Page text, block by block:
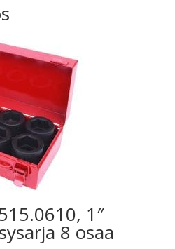
1″
8 osaa